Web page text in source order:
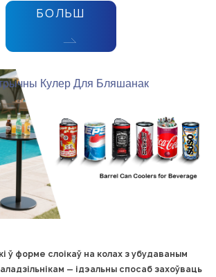
БОЛЬШ
Кулер Для Бляшанак
ў форме слоікаў на колах з убудаваным
— ідэальны спосаб захоўваць